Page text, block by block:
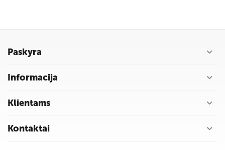
Paskyra
Informacija
Klientams
Kontaktai